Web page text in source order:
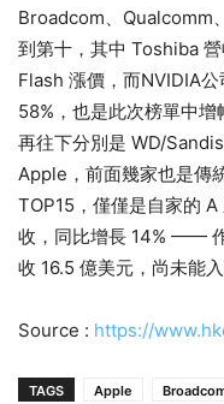
Broadcom、Qualcomm
到第十，其中 Toshiba
Flash 漲價，而NVIDIA
58%，也是此次榜單中增
再往下分別是 WD/
Apple，前面幾家也是傳
TOP15，僅僅是自家的
收，同比增長 14% ——
收 16.5 億美元，尚未能入
Source : https://
TAGS Apple